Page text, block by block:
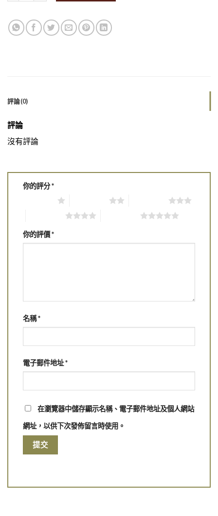
評論(0)
評論
沒有評論
你的評分*
你的評價*
名稱*
電子郵件地址*
在瀏覽器中儲存顯示名稱、電子郵件地址及個人網站
網址，以供下次發佈留言時使用。